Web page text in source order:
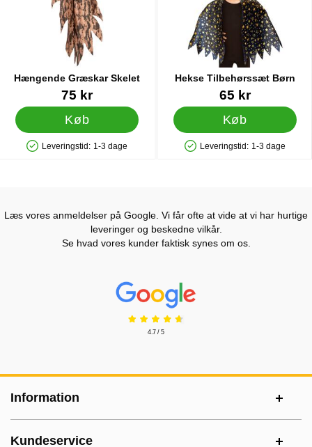
Hængende Græskar Skelet
Varenr 4390875 kr
Køb
Produkttilgængelighed: På lager
Leveringstid: 1-3 dage
Hekse Tilbehørssæt Børn
Varenr 3914765 kr
Køb
Produkttilgængelighed: På lager
Leveringstid: 1-3 dage
Læs vores anmeldelser på Google. Vi får ofte at vide at vi har hurtige
leveringer og beskedne vilkår.
Se hvad vores kunder faktisk synes om os.
Prisjakt Anmeldelser: 4.7 Stjerne
4.7 / 5
Information
Kundeservice